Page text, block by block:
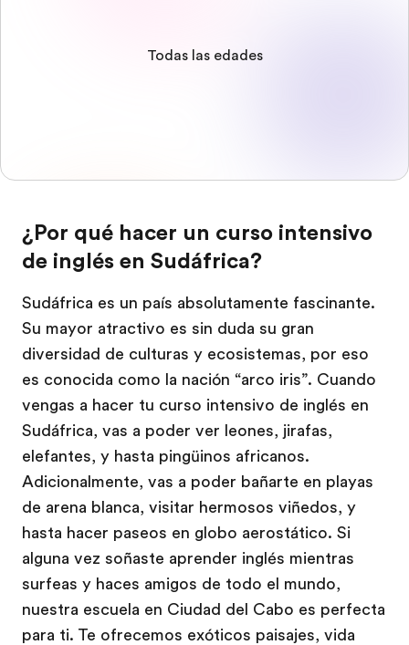
Todas las edades
¿Por qué hacer un curso intensivo
de inglés en Sudáfrica?
Sudáfrica es un país absolutamente fascinante.
Su mayor atractivo es sin duda su gran
diversidad de culturas y ecosistemas, por eso
es conocida como la nación “arco iris”. Cuando
vengas a hacer tu curso intensivo de inglés en
Sudáfrica, vas a poder ver leones, jirafas,
elefantes, y hasta pingüinos africanos.
Adicionalmente, vas a poder bañarte en playas
de arena blanca, visitar hermosos viñedos, y
hasta hacer paseos en globo aerostático. Si
alguna vez soñaste aprender inglés mientras
surfeas y haces amigos de todo el mundo,
nuestra escuela en Ciudad del Cabo es perfecta
para ti. Te ofrecemos exóticos paisajes, vida